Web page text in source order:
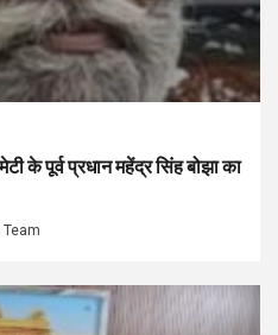
के पूर्व प्रधान महेंद्र सिंह बोझा का
Team